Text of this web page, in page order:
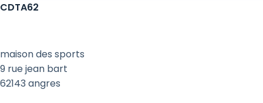
CDTA62
maison des sports
9 rue jean bart
62143 angres